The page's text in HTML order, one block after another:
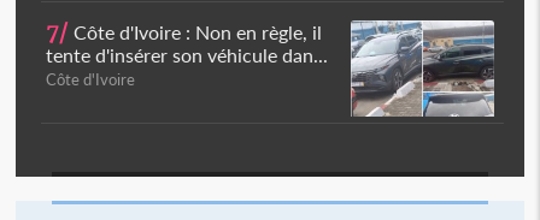
7/ Côte d'Ivoire : Non en règle, il
tente d'insérer son véhicule dan...
Côte d'Ivoire